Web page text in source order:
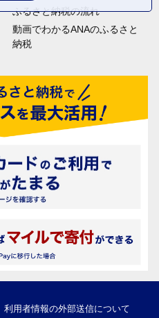
ふるさと納税の流れ
動画でわかるANAのふるさと
納税
利用者情報の外部送信について